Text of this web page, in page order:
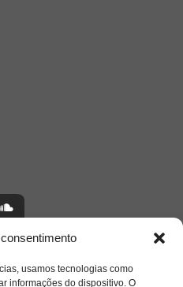
usamos tecnologias como
informações do dispositivo. O